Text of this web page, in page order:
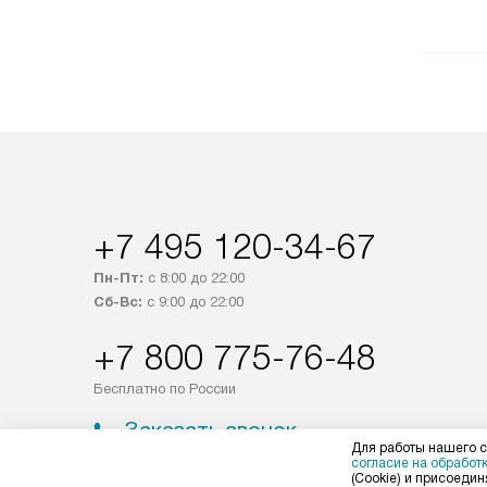
+7 495 120-34-67
Пн-Пт: с 8:00 до 22:00
Сб-Вс: с 9:00 до 22:00
+7 800 775-76-48
Бесплатно по России
Заказать звонок
Для работы нашего
согласие на
(Cookie) и